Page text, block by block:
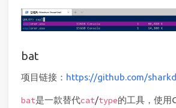
bat
项目链接： https://github.com/
bat是一款替代cat/type的工具，使用